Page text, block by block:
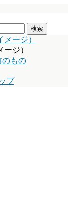
ジ）
のもの
プ